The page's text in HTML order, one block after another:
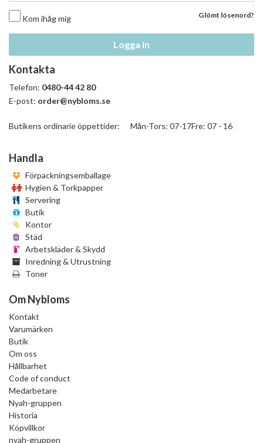
Kom ihåg mig Glömt lösenord?
Logga in
Kontakta
Telefon: 0480-44 42 80
E-post: order@nybloms.se
Butikens ordinarie öppettider: Mån-Tors: 07-17Fre: 07 - 16
Handla
Förpackningsemballage
Hygien & Torkpapper
Servering
Butik
Kontor
Städ
Arbetskläder & Skydd
Inredning & Utrustning
Toner
Om Nybloms
Kontakt
Varumärken
Butik
Om oss
Hållbarhet
Code of conduct
Medarbetare
Nyah-gruppen
Historia
Köpvillkor
nyah-gruppen